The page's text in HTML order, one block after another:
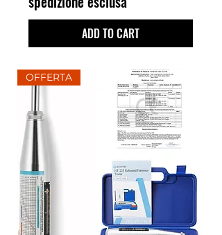
ADD TO CART
OFFERTA